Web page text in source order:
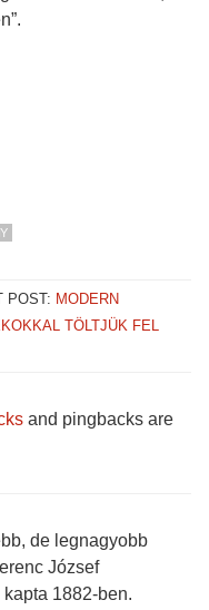
POST: MODERN
TÖLTJÜK FEL
and pingbacks are
de legnagyobb
József
1882-ben.